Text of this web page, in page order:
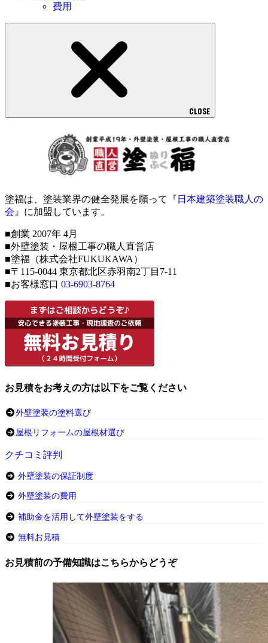
費用
CLOSE
塗福は、塗装業界の健全発展を願って『 日本建築塗装職人の
会 』に加盟しています。
■創業 2007年 4月
■外壁塗装・屋根工事の職人直営店
■塗福（株式会社FUKUKAWA）
■〒115-0044 東京都北区赤羽南2丁目7-11
■お客様窓口 03-6903-8764
お見積をお考えの方は以下をご覧ください
外壁塗装の塗料選び
屋根リフォームの屋根材選び
クチコミ評判
外壁塗装の保証制度
外壁塗装の費用
補助金を活用して外壁塗装をする
無料お見積
お見積前の予備知識はこちらからどうぞ